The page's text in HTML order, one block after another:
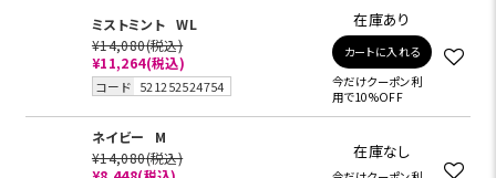
ミストミント
WL
¥14,080(税込)
¥11,264(税込)
コード 521252524754
在庫あり
カートに入れる
今だけクーポン利
用で10%OFF
ネイビー
M
¥14,080(税込)
在庫なし